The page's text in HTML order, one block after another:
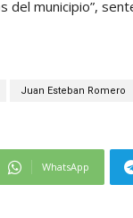
del municipio”,
Juan Esteban Romero
WhatsApp